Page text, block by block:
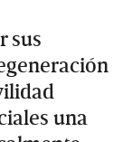
sus
una